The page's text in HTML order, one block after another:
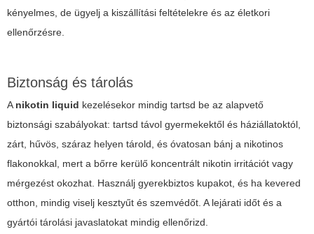
kényelmes, de ügyelj a kiszállítási feltételekre és az életkori
ellenőrzésre.
Biztonság és tárolás
Anikotin liquid kezelésekor mindig tartsd be az alapvető
biztonsági szabályokat: tartsd távol gyermekektől és háziállatoktól,
zárt, hűvös, száraz helyen tárold, és óvatosan bánj a nikotinos
flakonokkal, mert a bőrre kerülő koncentrált nikotin irritációt vagy
mérgezést okozhat. Használj gyerekbiztos kupakot, és ha kevered
otthon, mindig viselj kesztyűt és szemvédőt. A lejárati időt és a
gyártói tárolási javaslatokat mindig ellenőrizd.